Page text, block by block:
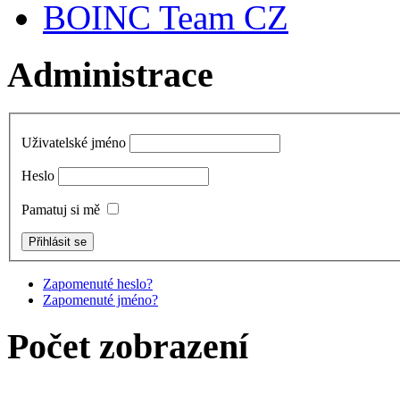
BOINC Team CZ
Administrace
Uživatelské jméno
Heslo
Pamatuj si mě
Zapomenuté heslo?
Zapomenuté jméno?
Počet zobrazení